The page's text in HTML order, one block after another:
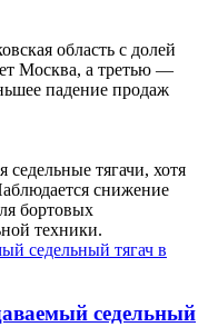
область с долей
Москва, а третью —
падение продаж
тягачи, хотя
снижение
бортовых
техники.
седельный